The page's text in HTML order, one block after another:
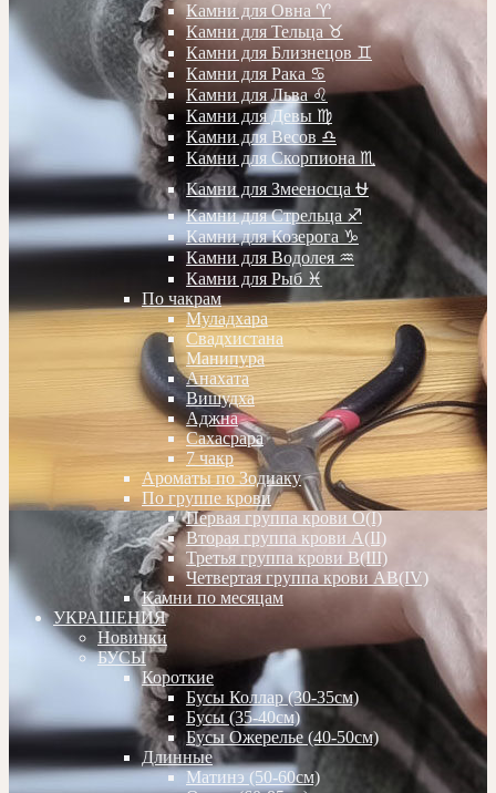
Камни для Овна ♈️
Камни для Тельца ♉️
Камни для Близнецов ♊️
Камни для Рака ♋️
Камни для Льва ♌️
Камни для Девы ♍️
Камни для Весов ♎️
Камни для Скорпиона ♏️
Камни для Змееносца ⛎
Камни для Стрельца ♐️
Камни для Козерога ♑️
Камни для Водолея ♒️
Камни для Рыб ♓️
По чакрам
Муладхара
Свадхистана
Манипура
Анахата
Вишудха
Аджна
Сахасрара
7 чакр
Ароматы по Зодиаку
По группе крови
Первая группа крови О(I)
Вторая группа крови А(II)
Третья группа крови В(III)
Четвертая группа крови АВ(IV)
Камни по месяцам
УКРАШЕНИЯ
Новинки
БУСЫ
Короткие
Бусы Коллар (30-35см)
Бусы (35-40см)
Бусы Ожерелье (40-50см)
Длинные
Матинэ (50-60см)